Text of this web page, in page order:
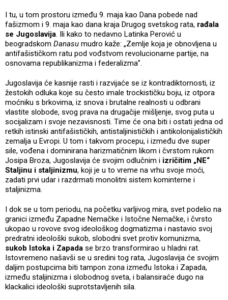
I tu, u tom prostoru između 9. maja kao Dana pobede nad
fašizmom i 9. maja kao dana kraja Drugog svetskog rata, rađala
se Jugoslavija. Ili kako to nedavno Latinka Perović u
beogradskom Danasu mudro kaže: „Zemlje koja je obnovljena u
antifašističkom ratu pod vođstvom revolucionarne partije, na
osnovama republikanizma i federalizma”.
Jugoslavija će kasnije rasti i razvijaće se iz kontradiktornosti, iz
žestokih odluka koje su često imale trockističku boju, iz otpora
moćniku s brkovima, iz snova i brutalne realnosti u odbrani
vlastite slobode, svog prava na drugačije mišljenje, svog puta u
socijalizam i svoje nezavisnosti. Time će ona biti i ostati jedna od
retkih istinski antifašističkih, antistaljinističkih i antikolonijalističkih
zemalja u Evropi. U tom i takvom procepu, i između dve super
sile, vođena i dominirana harizmatičnim likom i čvrstom rukom
Josipa Broza, Jugoslavija će svojim odlučnim i izričitim „NE“
Staljinu i staljinizmu, koji je u to vreme na vrhu svoje moći,
zadati prvi udar i razdrmati monolitni sistem kominterne i
staljinizma.
I dok se u tom periodu, na početku varljivog mira, svet podelio na
granici između Zapadne Nemačke i Istočne Nemačke, i čvrsto
ukopao u rovove svog ideološkog dogmatizma i nastavio svoj
predratni ideološki sukob, slobodni svet protiv komunizma,
sukob Istoka i Zapada se brzo transformirao u hladni rat.
Istovremeno našavši se u sredini tog rata, Jugoslavija će svojim
daljim postupcima biti tampon zona između Istoka i Zapada,
između staljinizma i slobodnog sveta, i balansiraće dugo na
klackalici ideološki suprotstavljenih sila.